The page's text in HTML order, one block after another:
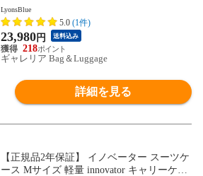
innovator キャリーケース ブランド 小さめ
Sサイズ ストッパー TSAロック 3泊 4泊 38
L Extreme Journey Cabin INV50
LyonsBlue
5.0 (1件)
23,980円 送料込み
218
ギャレリア Bag＆Luggage
詳細を見る
【正規品2年保証】 イノベーター スーツケ
ース Mサイズ 軽量 innovator キャリーケー